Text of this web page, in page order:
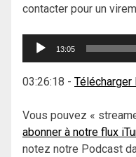
contacter pour un
Lecteur
13:05
03:26:18 - Télécharger
Vous pouvez «
abonner à notre flux
notez notre Podcast